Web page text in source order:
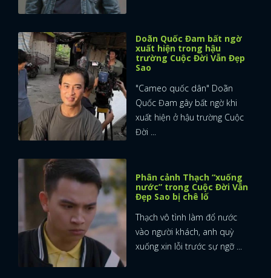
Doãn Quốc Đam bất ngờ
xuất hiện trong hậu
trường Cuộc Đời Vẫn Đẹp
Sao
"Cameo quốc dân" Doãn
Quốc Đam gây bất ngờ khi
xuất hiện ở hậu trường Cuộc
Đời ...
Phân cảnh Thạch “xuống
nước” trong Cuộc Đời Vẫn
Đẹp Sao bị chê lố
Thạch vô tình làm đổ nước
vào người khách, anh quỳ
xuống xin lỗi trước sự ngỡ ...